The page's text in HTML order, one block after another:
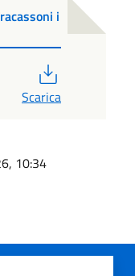
i
Scarica
10:34